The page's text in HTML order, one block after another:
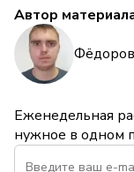
Автор
Еженедельная
нужное в одном